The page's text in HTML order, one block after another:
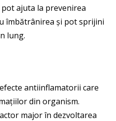
ajuta la prevenirea
îmbătrânirea și pot sprijini
lung.
antiinflamatorii care
din organism.
major în dezvoltarea